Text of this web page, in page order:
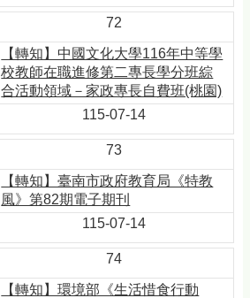
72
【轉知】中國文化大學116年中等學
校教師在職進修第二專長學分班綜
合活動領域－家政專長自費班(桃園)
115-07-14
73
【轉知】臺南市政府教育局《特教
風》第82期電子期刊
115-07-14
74
【轉知】環境部《生活惜食行動